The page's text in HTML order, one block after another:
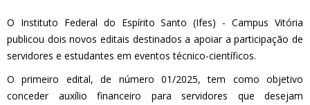
O Instituto Federal do Espírito Santo (Ifes) - Campus Vitória
publicou dois novos editais destinados a apoiar a participação de
servidores e estudantes em eventos técnico-científicos.
O primeiro edital, de número 01/2025, tem como objetivo
conceder auxílio financeiro para servidores que desejam